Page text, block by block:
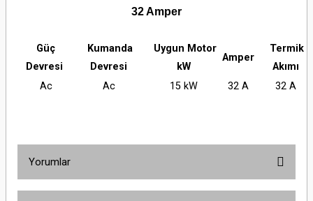
32 Amper
Güç
Devresi
Kumanda
Devresi
Uygun Motor
kW
Amper
Termik
Akımı
Ac
Ac 15 kW 32 A 32 A
Yorumlar